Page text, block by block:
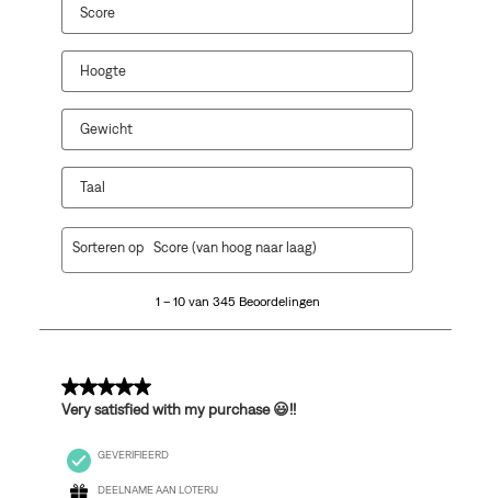
Score
Hoogte
Gewicht
Taal
345
1 – 10 van 345 Beoordelingen
Sorteren op Score (van hoog naar laag)
5 van 5 sterren.
Very satisfied with my purchase 😃!!
GEVERIFIEERD
DEELNAME AAN LOTERIJ